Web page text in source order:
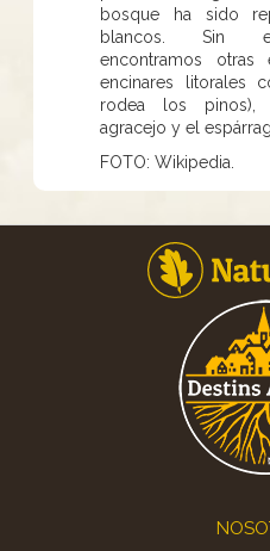
bosque ha sido
blancos. Sin
encontramos otras
encinares litorales
rodea los pinos),
agracejo y el
FOTO: Wikipedia.